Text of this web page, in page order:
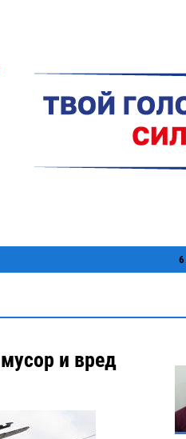
6
и вред